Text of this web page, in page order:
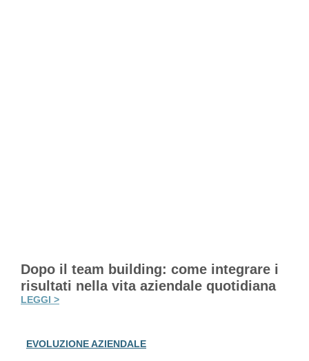
Dopo il team building: come integrare i
risultati nella vita aziendale quotidiana
LEGGI >
EVOLUZIONE AZIENDALE